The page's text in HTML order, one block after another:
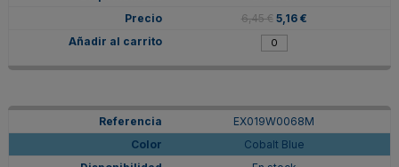
6,45 € 5,16 €
EX019W0068M
Cobalt Blue